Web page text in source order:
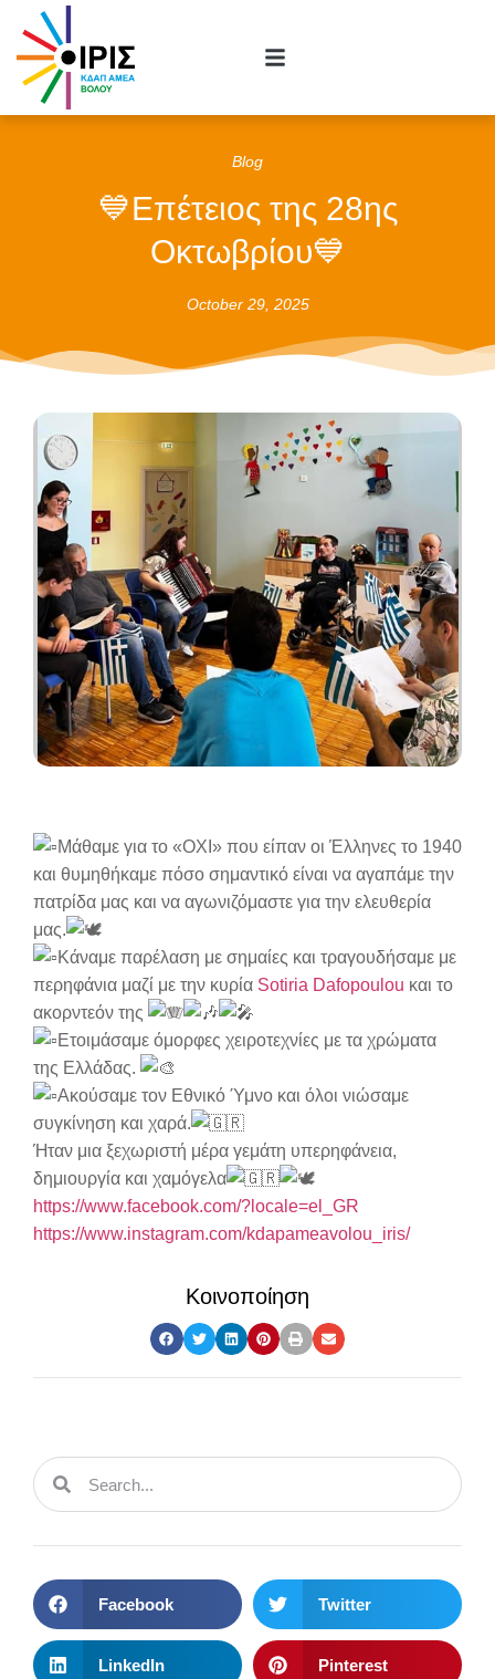
Blog
💙Επέτειος της 28ης
Οκτωβρίου💙
October 29, 2025
Μάθαμε για το «ΟΧΙ» που είπαν οι Έλληνες το 1940
και θυμηθήκαμε πόσο σημαντικό είναι να αγαπάμε την
πατρίδα μας και να αγωνιζόμαστε για την ελευθερία
μας.
Κάναμε παρέλαση με σημαίες και τραγουδήσαμε με
περηφάνια μαζί με την κυρία Sotiria Dafopoulou και το
ακορντεόν της
Ετοιμάσαμε όμορφες χειροτεχνίες με τα χρώματα
της Ελλάδας.
Ακούσαμε τον Εθνικό Ύμνο και όλοι νιώσαμε
συγκίνηση και χαρά.
Ήταν μια ξεχωριστή μέρα γεμάτη υπερηφάνεια,
δημιουργία και χαμόγελα
https://www.facebook.com/?locale=el_GR
https://www.instagram.com/kdapameavolou_iris/
Κοινοποίηση
Facebook Twitter
LinkedIn Pinterest